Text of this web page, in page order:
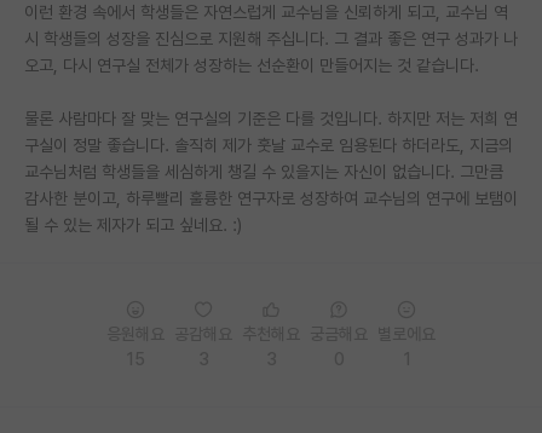
이런 환경 속에서 학생들은 자연스럽게 교수님을 신뢰하게 되고, 교수님 역
시 학생들의 성장을 진심으로 지원해 주십니다. 그 결과 좋은 연구 성과가 나
오고, 다시 연구실 전체가 성장하는 선순환이 만들어지는 것 같습니다.
물론 사람마다 잘 맞는 연구실의 기준은 다를 것입니다. 하지만 저는 저희 연
구실이 정말 좋습니다. 솔직히 제가 훗날 교수로 임용된다 하더라도, 지금의
교수님처럼 학생들을 세심하게 챙길 수 있을지는 자신이 없습니다. 그만큼
감사한 분이고, 하루빨리 훌륭한 연구자로 성장하여 교수님의 연구에 보탬이
될 수 있는 제자가 되고 싶네요. :)